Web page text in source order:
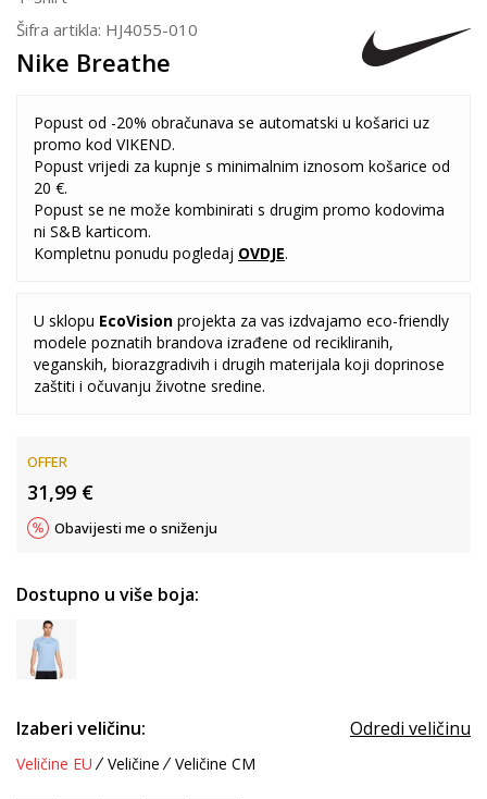
Šifra artikla: HJ4055-010
Nike Breathe
Popust od -20% obračunava se automatski u košarici uz
promo kod VIKEND.
Popust vrijedi za kupnje s minimalnim iznosom košarice od
20 €.
Popust se ne može kombinirati s drugim promo kodovima
ni S&B karticom.
Kompletnu ponudu pogledaj OVDJE.
U sklopu EcoVision projekta za vas izdvajamo eco-friendly
modele poznatih brandova izrađene od recikliranih,
veganskih, biorazgradivih i drugih materijala koji doprinose
zaštiti i očuvanju životne sredine.
OFFER
31,99 €
Obavijesti me o sniženju
Dostupno u više boja:
Izaberi veličinu: Odredi veličinu
Veličine EU Veličine Veličine CM